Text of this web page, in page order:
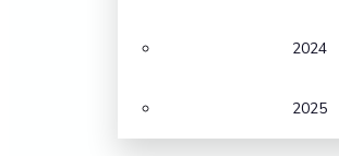
2024
2025